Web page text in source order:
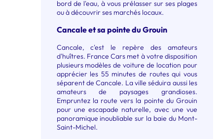
bord de l'eau, à vous prélasser sur ses plages
ou à découvrir ses marchés locaux.
Cancale et sa pointe du Grouin
Cancale, c'est le repère des amateurs
d'huîtres. France Cars met à votre disposition
plusieurs modèles de voiture de location pour
apprécier les 55 minutes de routes qui vous
séparent de Cancale. La ville séduira aussi les
amateurs de paysages grandioses.
Empruntez la route vers la pointe du Grouin
pour une escapade naturelle, avec une vue
panoramique inoubliable sur la baie du Mont-
Saint-Michel.